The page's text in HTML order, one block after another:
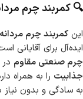
🔍 کمربند چرم
این کمربند چرم
ایده‌آل برای آقایانی
چرم صنعتی مقاوم در
جذابیت را به همراه
به سادگی و بدون نیاز